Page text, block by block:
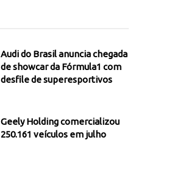
Audi do Brasil anuncia chegada
de showcar da Fórmula1 com
desfile de superesportivos
Geely Holding comercializou
250.161 veículos em julho